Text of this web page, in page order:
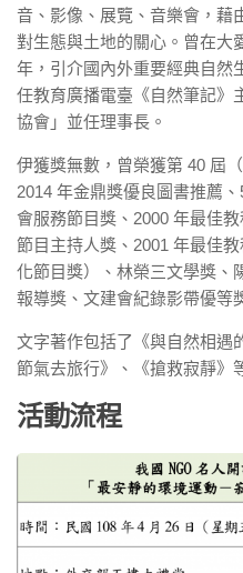
音、影像、展覽、音樂會，藉
對生態與土地的關心。曾在大
年，引介國內外重要經典自然
任教育廣播電臺《自然筆記》
協會」並任理事長。
伊獲獎無數，曾榮獲第 40 屆
2014 年金鼎獎優良圖書推薦
會服務節目獎、2000 年最佳
節目主持人獎、2001 年最佳
化節目獎）、林榮三文學獎、
報導獎、文建會紀錄影帶優等
文字著作包括了《與自然相遇
節氣去旅行》、《搶救寂靜》
活動流程